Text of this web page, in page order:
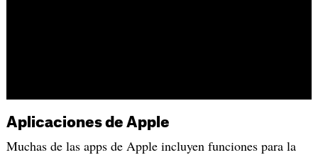
Aplicaciones de Apple
Muchas de las apps de Apple incluyen funciones para la